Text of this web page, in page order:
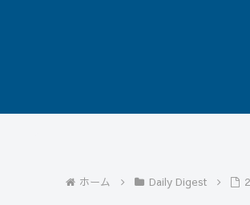
ホーム Daily Digest